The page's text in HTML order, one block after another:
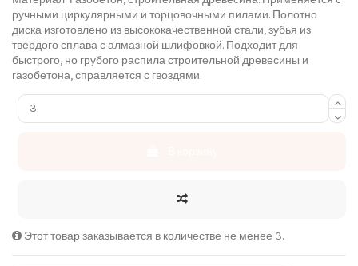
ручными циркулярными и торцовочными пилами. Полотно
диска изготовлено из высококачественной стали, зубья из
твердого сплава с алмазной шлифовкой. Подходит для
быстрого, но грубого распила строительной древесины и
газобетона, справляется с гвоздями.
Этот товар заказывается в количестве не менее 3.